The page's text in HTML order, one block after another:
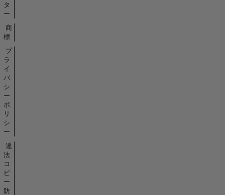
タ
ー
商
標
プ
ラ
イ
バ
シ
ー
ポ
リ
シ
ー
違
法
コ
ピ
ー
防